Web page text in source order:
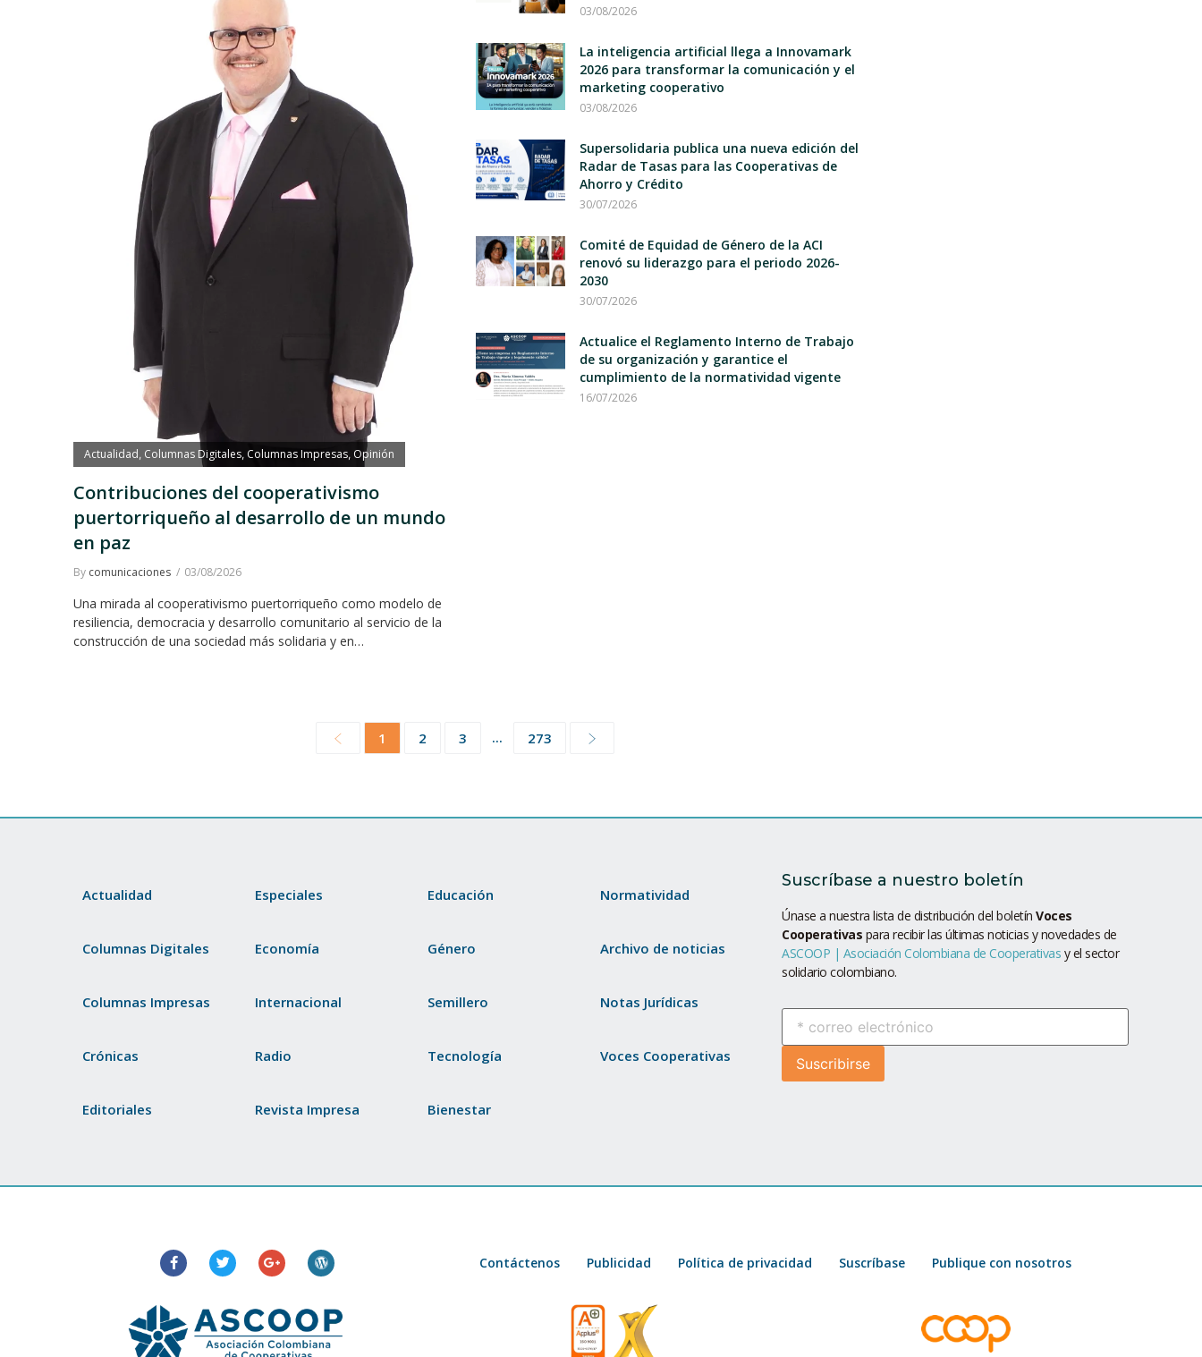
Actualidad Columnas Digitales, Columnas Impresas, Opinión
Contribuciones del cooperativismo
puertorriqueño al desarrollo de un mundo
en paz
By comunicaciones 03/08/2026
Una mirada al cooperativismo puertorriqueño como modelo de
resiliencia, democracia y desarrollo comunitario al servicio de la
construcción de una sociedad más solidaria y en…
03/08/2026
La inteligencia artificial llega a Innovamark
2026 para transformar la comunicación y el
marketing cooperativo
03/08/2026
Supersolidaria publica una nueva edición del
Radar de Tasas para las Cooperativas de
Ahorro y Crédito
30/07/2026
Comité de Equidad de Género de la ACI
renovó su liderazgo para el periodo 2026-
2030
30/07/2026
Actualice el Reglamento Interno de Trabajo
de su organización y garantice el
cumplimiento de la normatividad vigente
16/07/2026
1 2 3 ... 273
Actualidad
Columnas Digitales
Columnas Impresas
Crónicas
Editoriales
Especiales
Economía
Internacional
Radio
Revista Impresa
Educación
Género
Semillero
Tecnología
Bienestar
Normatividad
Archivo de noticias
Notas Jurídicas
Voces Cooperativas
Suscríbase a nuestro boletín
Únase a nuestra lista de distribución del boletín Voces
Cooperativas para recibir las últimas noticias y novedades de
ASCOOP | Asociación Colombiana de Cooperativas y el sector
solidario colombiano.
Contáctenos Publicidad Política de privacidad Suscríbase Publique con nosotros